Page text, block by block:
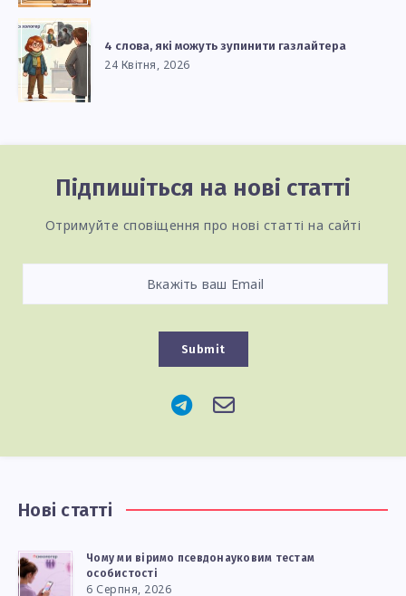
4 слова, які можуть зупинити газлайтера
24 Квітня, 2026
Підпишіться на нові статті
Отримуйте сповіщення про нові статті на сайті
Submit
Нові статті
Чому ми віримо псевдонауковим тестам
особистості
6 Серпня, 2026